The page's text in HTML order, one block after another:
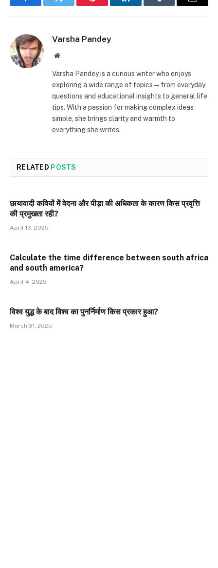
FacebookTwitter Pinterest LinkedInTumblr Email
Varsha Pandey
Website
Varsha Pandey is a curious writer who enjoys
exploring a wide range of topics—from everyday
questions and educational insights to general life
tips. With a passion for making complex ideas
simple, she brings clarity and warmth to
everything she writes.
RELATED POSTS
छायावादी कवियों में वेदना और पीड़ा की अधिकता के कारण किस प्रवृत्ति
की प्रमुखता रही?
April 13, 2025
Calculate the time difference between south africa
and south america?
April 4, 2025
विश्व युद्ध के बाद विश्व का पुनर्निर्माण किस प्रकार हुआ?
March 31, 2025